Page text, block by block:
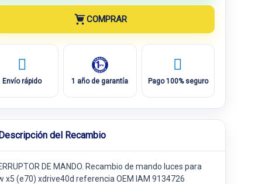
COMPRAR
Envío rápido 1 año de garantía Pago 100% seguro
del Recambio
DE MANDO. Recambio de mando luces para
x5 (e70) xdrive40d referencia OEM IAM 9134726